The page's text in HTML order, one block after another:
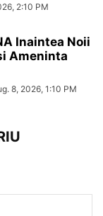
2:10 PM
Inaintea Noii
Ameninta
8, 2026, 1:10 PM